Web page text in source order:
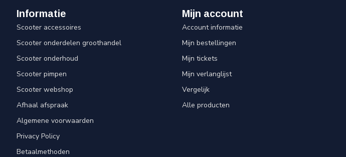
Informatie
Scooter accessoires
Scooter onderdelen groothandel
Scooter onderhoud
Scooter pimpen
Scooter webshop
Afhaal afspraak
Algemene voorwaarden
Privacy Policy
Betaalmethoden
Mijn account
Account informatie
Mijn bestellingen
Mijn tickets
Mijn verlanglijst
Vergelijk
Alle producten